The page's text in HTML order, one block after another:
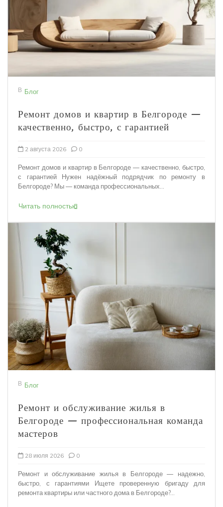
В Блог
Ремонт домов и квартир в Белгороде —
качественно, быстро, с гарантией
2 августа 2026 0
Ремонт домов и квартир в Белгороде — качественно, быстро,
с гарантией Нужен надёжный подрядчик по ремонту в
Белгороде? Мы — команда профессиональных...
Читать полностью
В Блог
Ремонт и обслуживание жилья в
Белгороде — профессиональная команда
мастеров
28 июля 2026 0
Ремонт и обслуживание жилья в Белгороде — надежно,
быстро, с гарантиями Ищете проверенную бригаду для
ремонта квартиры или частного дома в Белгороде?...